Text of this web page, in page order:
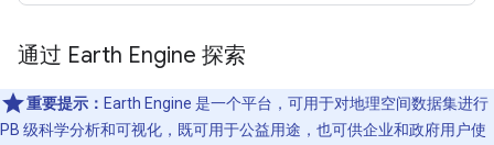
通过 Earth Engine 探索
重要提示： Earth Engine 是一个平台，可用于对地理空间数据集进行
PB 级科学分析和可视化，既可用于公益用途，也可供企业和政府用户使